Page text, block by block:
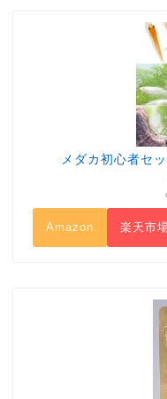
メダカ初心者セ
Amazon 楽天市